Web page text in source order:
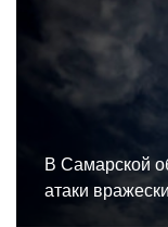
В Самарской
атаки